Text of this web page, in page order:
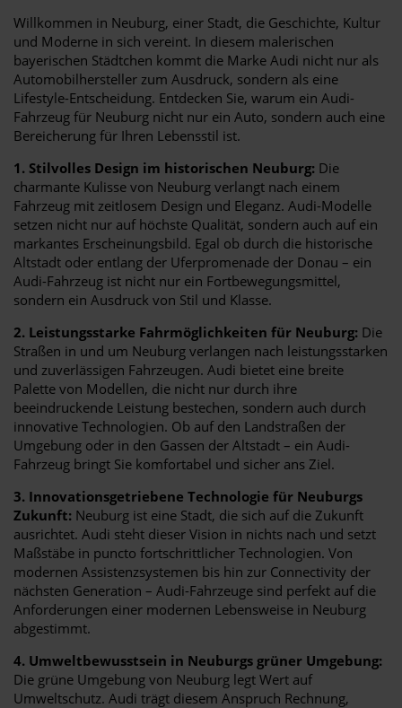
Willkommen in Neuburg, einer Stadt, die Geschichte, Kultur
und Moderne in sich vereint. In diesem malerischen
bayerischen Städtchen kommt die Marke Audi nicht nur als
Automobilhersteller zum Ausdruck, sondern als eine
Lifestyle-Entscheidung. Entdecken Sie, warum ein Audi-
Fahrzeug für Neuburg nicht nur ein Auto, sondern auch eine
Bereicherung für Ihren Lebensstil ist.
1. Stilvolles Design im historischen Neuburg: Die
charmante Kulisse von Neuburg verlangt nach einem
Fahrzeug mit zeitlosem Design und Eleganz. Audi-Modelle
setzen nicht nur auf höchste Qualität, sondern auch auf ein
markantes Erscheinungsbild. Egal ob durch die historische
Altstadt oder entlang der Uferpromenade der Donau – ein
Audi-Fahrzeug ist nicht nur ein Fortbewegungsmittel,
sondern ein Ausdruck von Stil und Klasse.
2. Leistungsstarke Fahrmöglichkeiten für Neuburg: Die
Straßen in und um Neuburg verlangen nach leistungsstarken
und zuverlässigen Fahrzeugen. Audi bietet eine breite
Palette von Modellen, die nicht nur durch ihre
beeindruckende Leistung bestechen, sondern auch durch
innovative Technologien. Ob auf den Landstraßen der
Umgebung oder in den Gassen der Altstadt – ein Audi-
Fahrzeug bringt Sie komfortabel und sicher ans Ziel.
3. Innovationsgetriebene Technologie für Neuburgs
Zukunft: Neuburg ist eine Stadt, die sich auf die Zukunft
ausrichtet. Audi steht dieser Vision in nichts nach und setzt
Maßstäbe in puncto fortschrittlicher Technologien. Von
modernen Assistenzsystemen bis hin zur Connectivity der
nächsten Generation – Audi-Fahrzeuge sind perfekt auf die
Anforderungen einer modernen Lebensweise in Neuburg
abgestimmt.
4. Umweltbewusstsein in Neuburgs grüner Umgebung:
Die grüne Umgebung von Neuburg legt Wert auf
Umweltschutz. Audi trägt diesem Anspruch Rechnung,